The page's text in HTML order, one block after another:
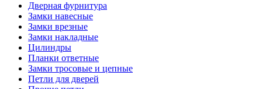
Дверная фурнитура
Замки навесные
Замки врезные
Замки накладные
Цилиндры
Планки ответные
Замки тросовые и цепные
Петли для дверей